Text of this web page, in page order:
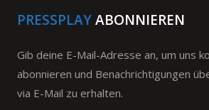
PRESSPLAYABONNIEREN
Gib deine E-Mail-Adresse an, um uns
abonnieren und Benachrichtigungen
via E-Mail zu erhalten.